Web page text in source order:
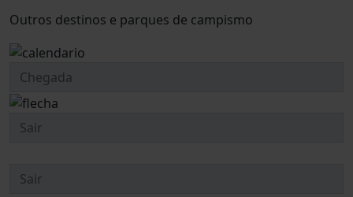
Outros destinos e parques de campismo